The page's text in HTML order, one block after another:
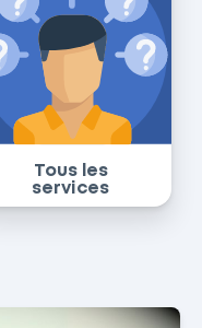
Tous les
services